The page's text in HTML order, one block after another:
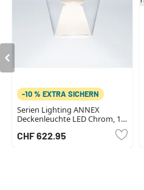
-10 % EXTRA SICHERN
Serien Lighting ANNEX
Deckenleuchte LED Chrom, 1-
CHF 622.95